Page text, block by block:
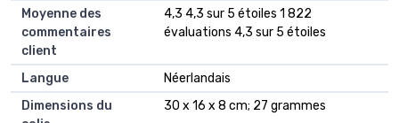
Moyenne des
commentaires
client
4,3 4,3 sur 5 étoiles 1 822
évaluations 4,3 sur 5 étoiles
Langue
Néerlandais
Dimensions du
30 x 16 x 8 cm; 27 grammes